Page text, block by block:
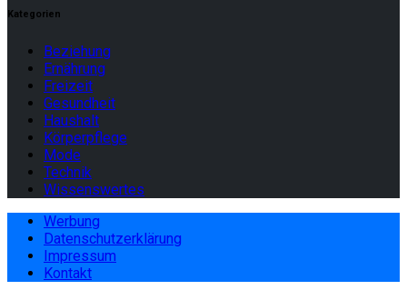
Kategorien
Beziehung
Ernährung
Freizeit
Gesundheit
Haushalt
Körperpflege
Mode
Technik
Wissenswertes
Werbung
Datenschutzerklärung
Impressum
Kontakt